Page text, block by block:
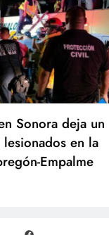
Sonora deja un
en la
Empalme